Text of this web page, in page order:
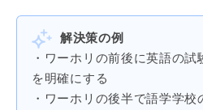
解決策の例
・ワーホリの前後に英語の
を明確にする
・ワーホリの後半で語学学校